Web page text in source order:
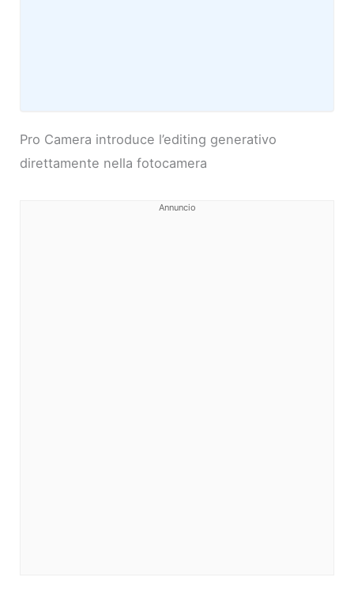
Pro Camera introduce l’editing generativo
direttamente nella fotocamera
Annuncio